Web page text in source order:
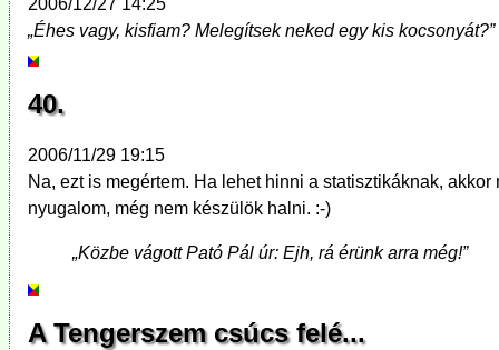
2006/12/27 14:25
„Éhes vagy, kisfiam? Melegítsek neked egy kis kocsonyát?”
40.
2006/11/29 19:15
Na, ezt is megértem. Ha lehet hinni a statisztikáknak,
nyugalom, még nem készülök halni. :-)
„Közbe vágott Pató Pál úr: Ejh, rá érünk arra még!”
A Tengerszem csúcs felé...